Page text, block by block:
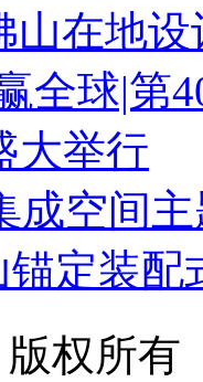
山在地
全球|第
大举行
成空间
锚定装
权所